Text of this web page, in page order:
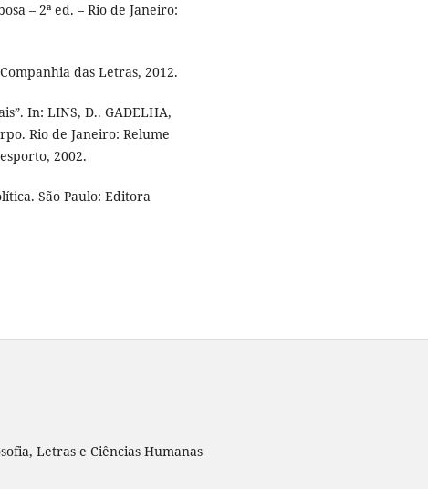
– 2ª ed. – Rio de Janeiro:
Companhia das Letras, 2012.
In: LINS, D.. GADELHA,
Rio de Janeiro: Relume
2002.
São Paulo: Editora
Letras e Ciências Humanas